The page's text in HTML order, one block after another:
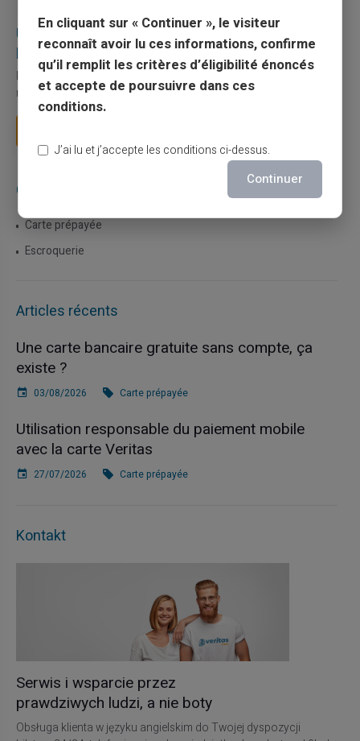
Utilisation responsable du paiement mobile avec
la carte Veritas
Le paiement mobile s'est imposé dans les habitudes quotidiennes,
mais il appelle des réflexes pour é...
Catégories
Carte prépayée
Escroquerie
Articles récents
Une carte bancaire gratuite sans compte, ça
existe ?
03/08/2026 Carte prépayée
Utilisation responsable du paiement mobile
avec la carte Veritas
27/07/2026 Carte prépayée
Kontakt
Serwis i wsparcie przez
prawdziwych ludzi, a nie boty
Obsługa klienta w języku angielskim do Twojej dyspozycji
En cliquant sur « Continuer », le visiteur
reconnaît avoir lu ces informations, confirme
qu’il remplit les critères d’éligibilité énoncés
et accepte de poursuivre dans ces
conditions.
J’ai lu et j’accepte les conditions ci-dessus.
Continuer